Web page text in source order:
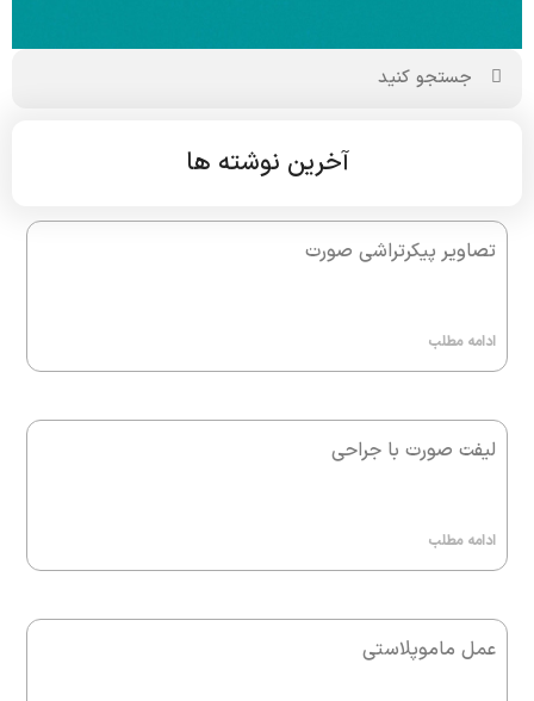
آخرین نوشته ها
تصاویر پیکرتراشی صورت
ادامه مطلب
لیفت صورت با جراحی
ادامه مطلب
عمل ماموپلاستی